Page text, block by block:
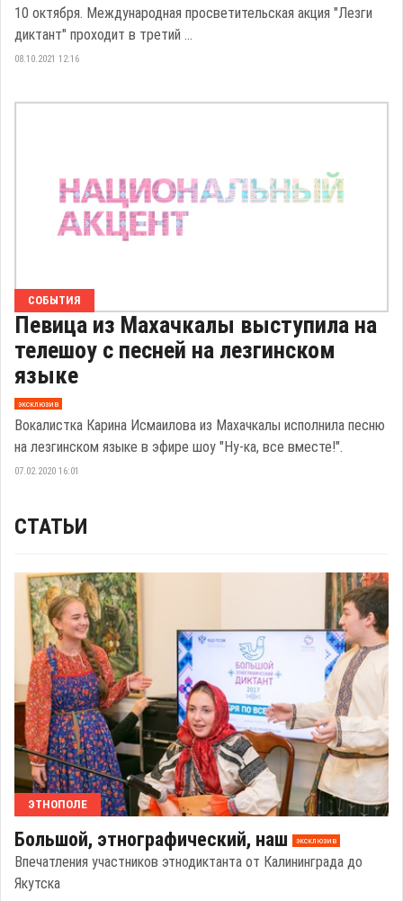
10 октября. Международная просветительская акция "Лезги
диктант" проходит в третий ...
08.10.2021 12:16
СОБЫТИЯ
Певица из Махачкалы выступила на
телешоу с песней на лезгинском
языке
эксклюзив
Вокалистка Карина Исмаилова из Махачкалы исполнила песню
на лезгинском языке в эфире шоу "Ну-ка, все вместе!".
07.02.2020 16:01
СТАТЬИ
ЭТНОПОЛЕ
Большой, этнографический, наш эксклюзив
Впечатления участников этнодиктанта от Калининграда до
Якутска